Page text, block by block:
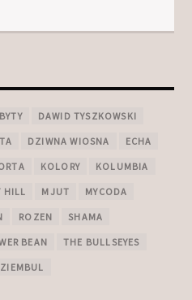
BYTY DAWID TYSZKOWSKI
DZIWNA WIOSNA ECHA
KOLORY KOLUMBIA
HILL MJUT MYCODA
ROZEN SHAMA
BEAN THE BULLSEYES
ZIEMBUL